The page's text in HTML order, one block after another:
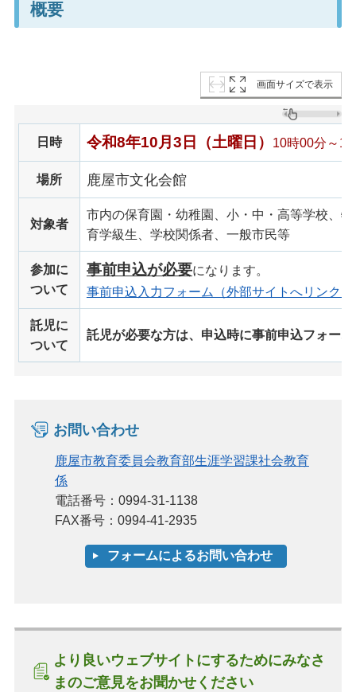
概要
画面サイズで表示
日時 令和8年10月3日（土曜日） 10時00分～11
場所 鹿屋市文化会館
対象者
市内の保育園・幼稚園、小・中・高等学校、
育学級生、学校関係者、一般市民等
参加に
ついて
事前申込が必要になります。
事前申込入力フォーム（外部サイトへリンク）
託児に
ついて
託児が必要な方は、申込時に事前申込フォー
お問い合わせ
鹿屋市教育委員会教育部生涯学習課社会教育
係
電話番号：0994-31-1138
FAX番号：0994-41-2935
より良いウェブサイトにするためにみなさ
まのご意見をお聞かせください